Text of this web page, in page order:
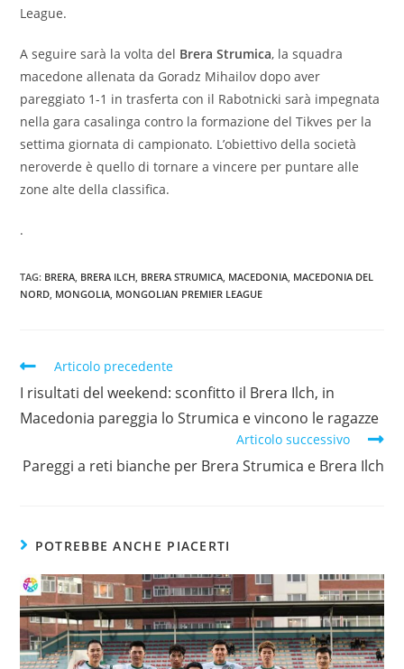
League.
A seguire sarà la volta del Brera Strumica, la squadra
macedone allenata da Goradz Mihailov dopo aver
pareggiato 1-1 in trasferta con il Rabotnicki sarà impegnata
nella gara casalinga contro la formazione del Tikves per la
settima giornata di campionato. L’obiettivo della società
neroverde è quello di tornare a vincere per puntare alle
zone alte della classifica.
.
TAG: BRERA BRERA ILCH BRERA STRUMICA MACEDONIA MACEDONIA DEL
NORD MONGOLIA MONGOLIAN PREMIER LEAGUE
Articolo precedente
I risultati del weekend: sconfitto il Brera Ilch, in
Macedonia pareggia lo Strumica e vincono le ragazze
Articolo successivo
Pareggi a reti bianche per Brera Strumica e Brera Ilch
POTREBBE ANCHE PIACERTI